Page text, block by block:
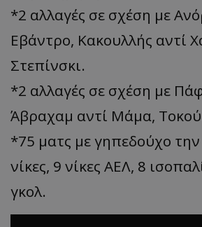
*2 αλλαγές σε σχέση με
Εβάντρο, Κακουλλής αντί
Στεπίνσκι.
*2 αλλαγές σε σχέση με
Άβραχαμ αντί Μάμα,
*75 ματς με γηπεδούχο
νίκες, 9 νίκες ΑΕΛ, 8
γκολ.